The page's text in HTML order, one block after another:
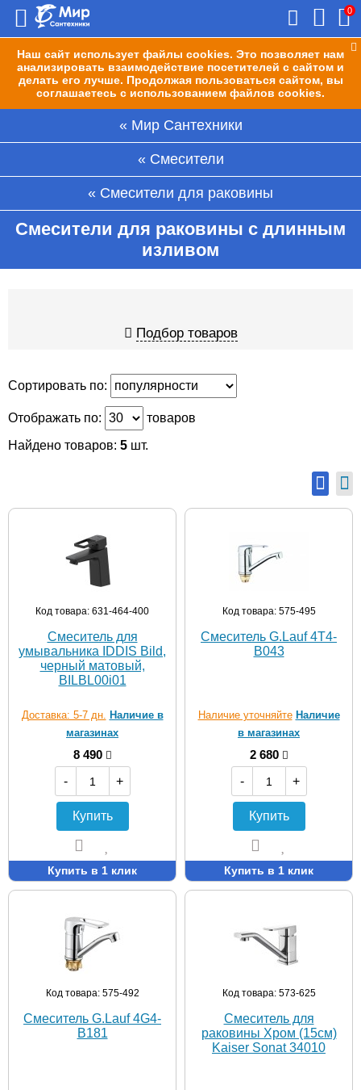
Наш сайт использует файлы cookies. Это позволяет нам
анализировать взаимодействие посетителей с сайтом и
делать его лучше. Продолжая пользоваться сайтом, вы
соглашаетесь с использованием файлов cookies.
0
Мир Сантехники
Смесители
Смесители для раковины
Смесители для раковины с длинным
изливом
Подбор товаров
Сортировать по:
Отображать по:
товаров
Найдено товаров: 5 шт.
Код товара: 631-464-400
Смеситель для
умывальника IDDIS Bild,
черный матовый,
BILBL00i01
Доставка: 5-7 дн. Наличие в
магазинах
8 490
-
+
Купить
Купить в 1 клик
Код товара: 575-495
Смеситель G.Lauf 4T4-
B043
Наличие уточняйте Наличие
в магазинах
2 680
-
+
Купить
Купить в 1 клик
Код товара: 575-492
Смеситель G.Lauf 4G4-
B181
Код товара: 573-625
Смеситель для
раковины Хром (15см)
Kaiser Sonat 34010